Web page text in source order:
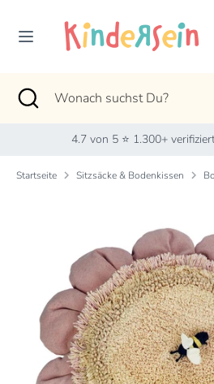
zum
Inhalt
suchst
Suchen Wonach
Suche
schließen
4.7 von 5 ⭐ 1.300+
Startseite Sitzsäcke & Bodenkissen